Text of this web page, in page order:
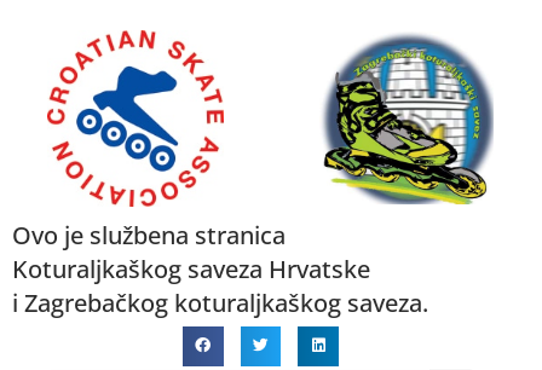
Ovo je službena stranica
Koturaljkaškog saveza Hrvatske
i Zagrebačkog koturaljkaškog saveza.